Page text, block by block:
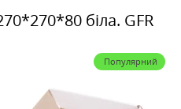
біла. GFR
Популярний